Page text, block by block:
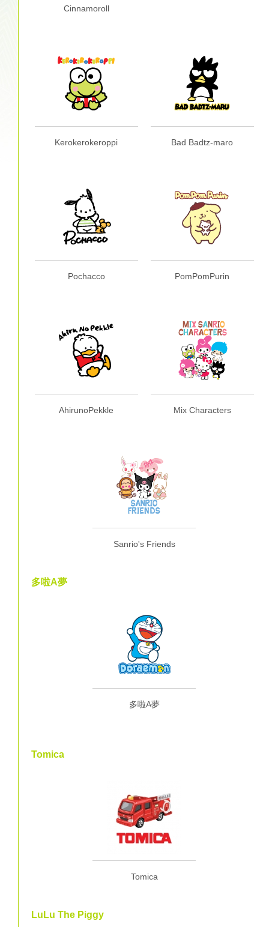
Cinnamoroll
Kerokerokeroppi Bad Badtz-maro
Pochacco PomPomPurin
AhirunoPekkle Mix Characters
Sanrio's Friends
多啦A夢
多啦A夢
Tomica
Tomica
LuLu The Piggy